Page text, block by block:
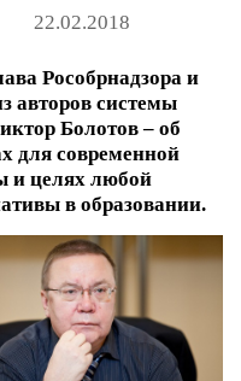
22.02.2018
Рособрнадзора и
авторов системы
Болотов – об
для современной
и целях любой
в образовании.